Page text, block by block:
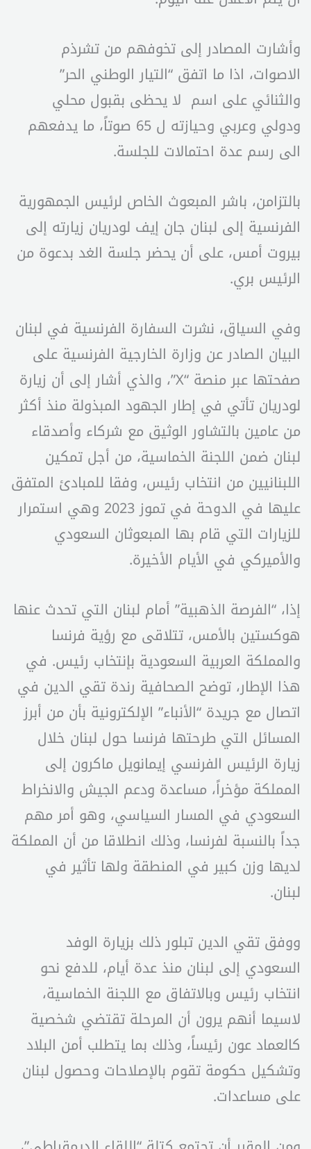
وأشارت المصادر إلى تخوفهم من تشرذم
الاصوات، اذا ما اتفق “التيار الوطني الحر”
والثنائي على اسم لا يحظى بقبول محلي
ودولي وعربي وحيازته ل 65 صوتاً، ما يدفعهم
الى رسم عدة احتمالات للجلسة.
بالتزامن، باشر المبعوث الخاص لرئيس الجمهورية
الفرنسية إلى لبنان جان إيف لودريان زيارته إلى
بيروت أمس، على أن يحضر جلسة الغد بدعوة من
الرئيس بري.
وفي السياق، نشرت السفارة الفرنسية في لبنان
البيان الصادر عن وزارة الخارجية الفرنسية على
صفحتها عبر منصة “X”، والذي أشار إلى أن زيارة
لودريان تأتي في إطار الجهود المبذولة منذ أكثر
من عامين بالتشاور الوثيق مع شركاء وأصدقاء
لبنان ضمن اللجنة الخماسية، من أجل تمكين
اللبنانيين من انتخاب رئيس، وفقا للمبادئ المتفق
عليها في الدوحة في تموز 2023 وهي استمرار
للزيارات التي قام بها المبعوثان السعودي
والأميركي في الأيام الأخيرة.
إذا، “الفرصة الذهبية” أمام لبنان التي تحدث عنها
هوكستين بالأمس، تتلاقى مع رؤية فرنسا
والمملكة العربية السعودية بإنتخاب رئيس. في
هذا الإطار، توضح الصحافية رندة تقي الدين في
اتصال مع جريدة “الأنباء” الإلكترونية بأن من أبرز
المسائل التي طرحتها فرنسا حول لبنان خلال
زيارة الرئيس الفرنسي إيمانويل ماكرون إلى
المملكة مؤخراً، مساعدة ودعم الجيش والانخراط
السعودي في المسار السياسي، وهو أمر مهم
جداً بالنسبة لفرنسا، وذلك انطلاقا من أن المملكة
لديها وزن كبير في المنطقة ولها تأثير في
لبنان.
ووفق تقي الدين تبلور ذلك بزيارة الوفد
السعودي إلى لبنان منذ عدة أيام، للدفع نحو
انتخاب رئيس وبالاتفاق مع اللجنة الخماسية،
لاسيما أنهم يرون أن المرحلة تقتضي شخصية
كالعماد عون رئيساً، وذلك بما يتطلب أمن البلاد
وتشكيل حكومة تقوم بالإصلاحات وحصول لبنان
على مساعدات.